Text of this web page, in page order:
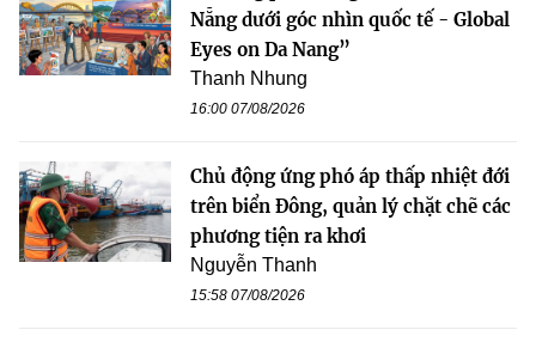
Nẵng dưới góc nhìn quốc tế - Global
Eyes on Da Nang”
Thanh Nhung
16:00 07/08/2026
Chủ động ứng phó áp thấp nhiệt đới
trên biển Đông, quản lý chặt chẽ các
phương tiện ra khơi
Nguyễn Thanh
15:58 07/08/2026